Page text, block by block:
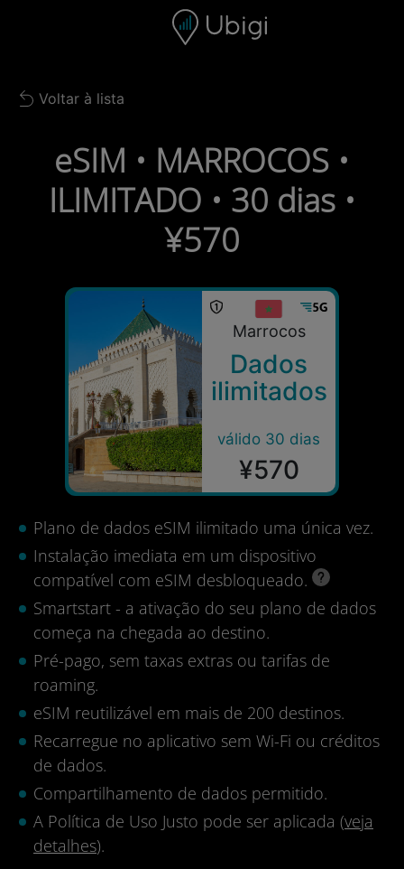
Barra de navegação
Back to list
Voltar à lista
eSIM • MARROCOS •
ILIMITADO • 30 dias •
¥570
Marrocos
Dados
ilimitados
válido 30 dias
¥570
Plano de dados eSIM ilimitado uma única vez.
Instalação imediata em um dispositivo
compatível com eSIM desbloqueado.
Smartstart - a ativação do seu plano de dados
começa na chegada ao destino.
Pré-pago, sem taxas extras ou tarifas de
roaming.
eSIM reutilizável em mais de 200 destinos.
Recarregue no aplicativo sem Wi-Fi ou créditos
de dados.
Compartilhamento de dados permitido.
A Política de Uso Justo pode ser aplicada (veja
detalhes).